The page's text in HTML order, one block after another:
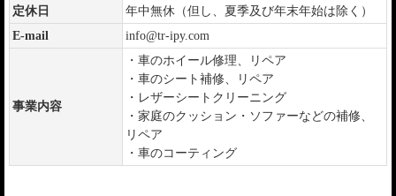
定休日
年中無休（但し、夏季及び年末年始は除く）
E-mail
info@tr-ipy.com
事業内容
・車のホイール修理、リペア
・車のシート補修、リペア
・レザーシートクリーニング
・家庭のクッション・ソファーなどの補修、
リペア
・車のコーティング